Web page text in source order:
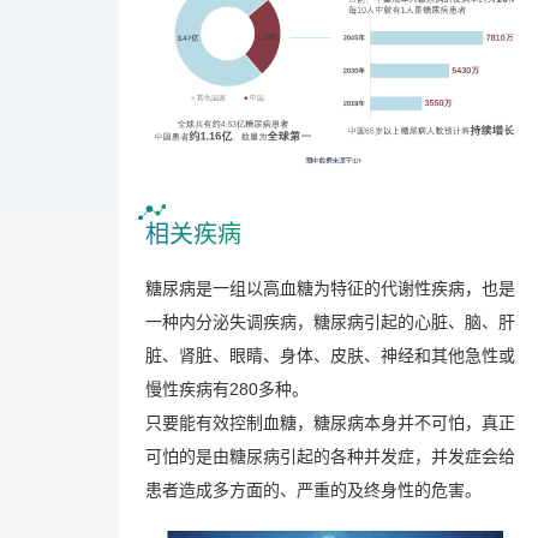
相关疾病
糖尿病是一组以高血糖为特征的代谢性疾病，也是
一种内分泌失调疾病，糖尿病引起的心脏、脑、肝
脏、肾脏、眼睛、身体、皮肤、神经和其他急性或
慢性疾病有280多种。
只要能有效控制血糖，糖尿病本身并不可怕，真正
可怕的是由糖尿病引起的各种并发症，并发症会给
患者造成多方面的、严重的及终身性的危害。